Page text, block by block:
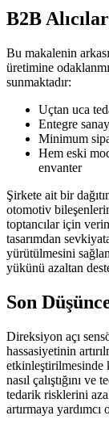
B2B
Bu makalenin
üretimine
sunmaktadır:
Uçtan uca
Entegre
Minimum
Hem eski
envanter
Şirkete ait bir
otomotiv
toptancılar için
tasarımdan
yürütülmesini
yükünü azaltan
Son
Direksiyon açı
hassasiyetinin
etkinleştirilmesinde
nasıl çalıştığını
tedarik risklerini
artırmaya yardımcı